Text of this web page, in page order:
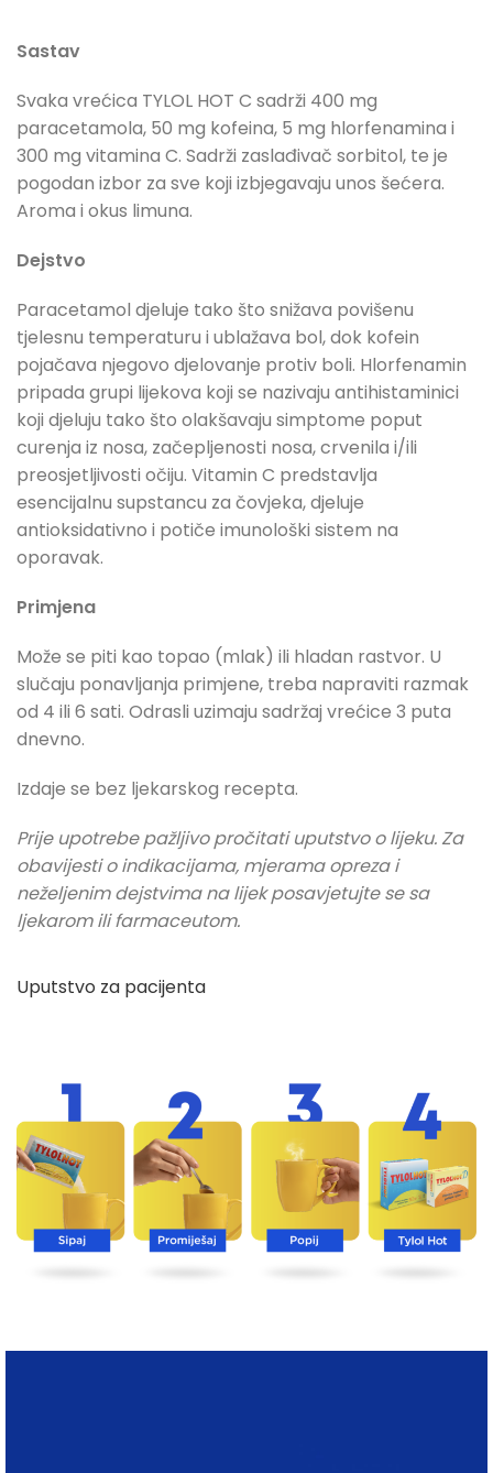
Sastav
Svaka vrećica TYLOL HOT C sadrži 400 mg
paracetamola, 50 mg kofeina, 5 mg hlorfenamina i
300 mg vitamina C. Sadrži zaslađivač sorbitol, te je
pogodan izbor za sve koji izbjegavaju unos šećera.
Aroma i okus limuna.
Dejstvo
Paracetamol djeluje tako što snižava povišenu
tjelesnu temperaturu i ublažava bol, dok kofein
pojačava njegovo djelovanje protiv boli. Hlorfenamin
pripada grupi lijekova koji se nazivaju antihistaminici
koji djeluju tako što olakšavaju simptome poput
curenja iz nosa, začepljenosti nosa, crvenila i/ili
preosjetljivosti očiju. Vitamin C predstavlja
esencijalnu supstancu za čovjeka, djeluje
antioksidativno i potiče imunološki sistem na
oporavak.
Primjena
Može se piti kao topao (mlak) ili hladan rastvor. U
slučaju ponavljanja primjene, treba napraviti razmak
od 4 ili 6 sati. Odrasli uzimaju sadržaj vrećice 3 puta
dnevno.
Izdaje se bez ljekarskog recepta.
Prije upotrebe pažljivo pročitati uputstvo o lijeku. Za
obavijesti o indikacijama, mjerama opreza i
neželjenim dejstvima na lijek posavjetujte se sa
ljekarom ili farmaceutom.
Uputstvo za pacijenta